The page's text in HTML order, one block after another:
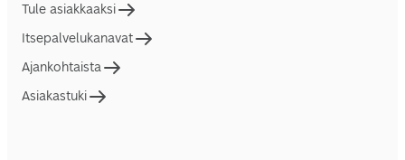
Tule asiakkaaksi
Itsepalvelukanavat
Ajankohtaista
Asiakastuki